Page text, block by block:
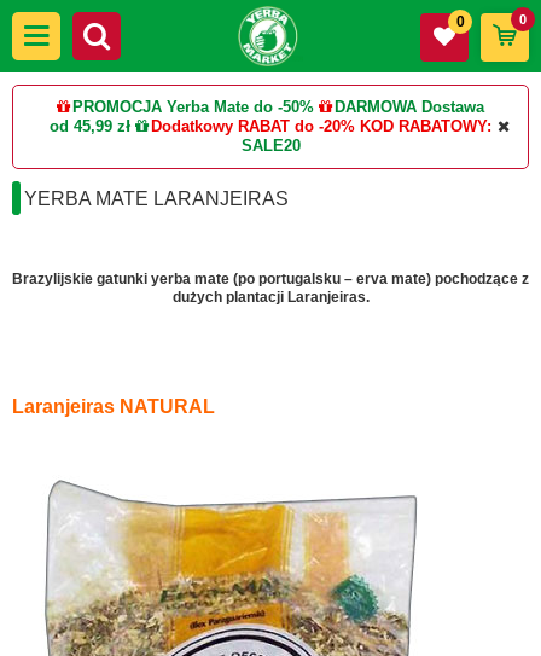
PROMOCJA Yerba Mate do -50%
DARMOWA Dostawa
od 45,99 zł
Dodatkowy RABAT do -20% KOD RABATOWY:
SALE20
0 0
YERBA MATE LARANJEIRAS
Brazylijskie gatunki yerba mate (po portugalsku – erva mate) pochodzące z
dużych plantacji Laranjeiras.
Laranjeiras NATURAL